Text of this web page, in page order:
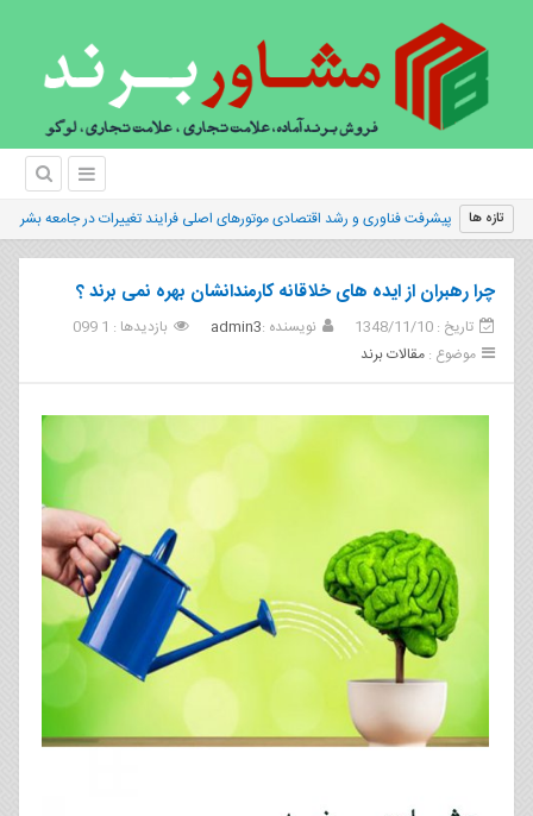
تازه ها پیشرفت فناوری و رشد اقتصادی موتورهای اصلی فرایند تغییرات در جامعه بشری
چرا رهبران از ایده های خلاقانه کارمندانشان بهره نمی برند ؟
تاریخ : 1348/11/10 نویسنده :admin3
بازدیدها : 1 099
موضوع : مقالات برند